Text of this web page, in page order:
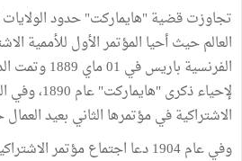
تجاوزت قضية "هايماركت" حدود الولايات
العالم حيث أحيا المؤتمر الأول للأممية
الفرنسية
لإحياء ذكرى
الاشتراكية في مؤتمرها الثاني بعيد
وفي عام 1904 دعا اجتماع مؤتمر